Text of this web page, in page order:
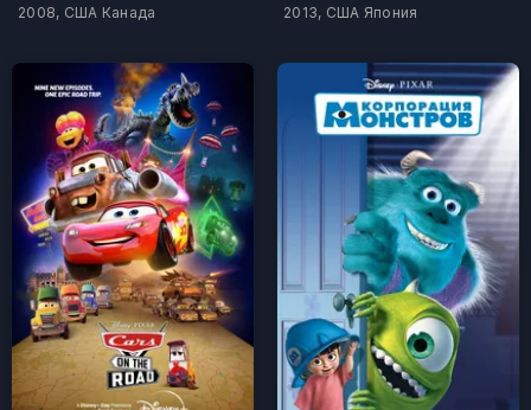
2008, США Канада 2013, США Япония